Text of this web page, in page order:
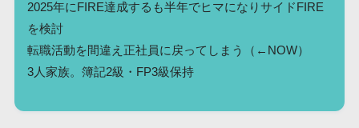
2025年にFIRE達成するも半年でヒマになりサイドFIRE
を検討
転職活動を間違え正社員に戻ってしまう（←NOW）
3人家族。簿記2級・FP3級保持